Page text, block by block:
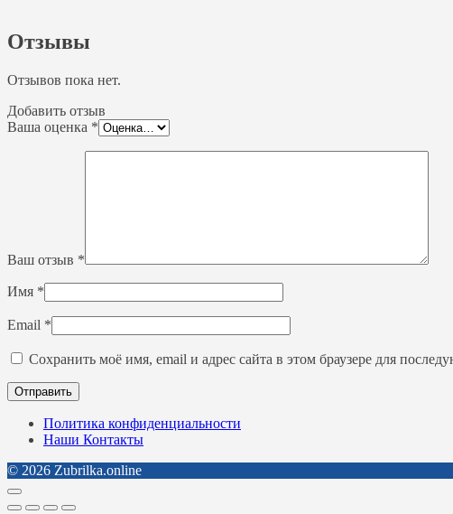
Отзывы
Отзывов пока нет.
Добавить отзыв
Ваша оценка *
Ваш отзыв *
Имя *
Email *
Сохранить моё имя, email и адрес сайта в этом браузере для
Политика конфиденциальности
Наши Контакты
© 2026 Zubrilka.online